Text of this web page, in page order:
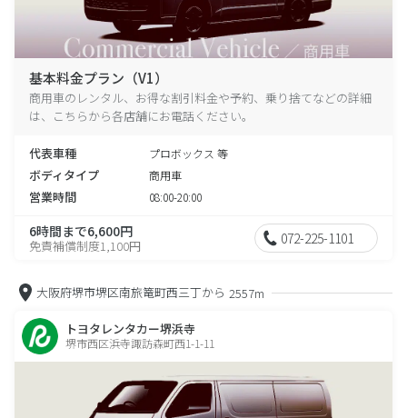
基本料金プラン（V1）
商用車のレンタル、お得な割引料金や予約、乗り捨てなどの詳細
は、こちらから各店舗にお電話ください。
代表車種 プロボックス 等
ボディタイプ 商用車
営業時間 08:00-20:00
6時間まで6,600円
免責補償制度1,100円 072-225-1101
大阪府堺市堺区南旅篭町西三丁から 2557m
トヨタレンタカー堺浜寺
堺市西区浜寺諏訪森町西1-1-11